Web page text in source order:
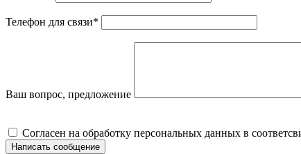
Телефон для связи*
Ваш вопрос, предложение
Cогласен на обработку персональных данных в
Написать сообщение